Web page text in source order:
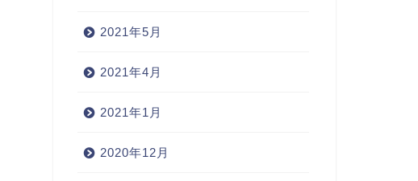
2021年5月
2021年4月
2021年1月
2020年12月